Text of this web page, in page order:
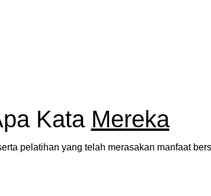
Kata Mereka
pelatihan yang telah merasakan manfaat